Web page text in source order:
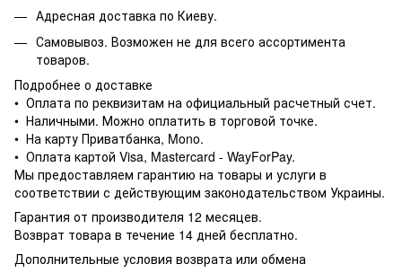
Адресная доставка по Киеву.
Самовывоз. Возможен не для всего ассортимента
товаров.
Подробнее о доставке
• Оплата по реквизитам на официальный расчетный счет.
• Наличными. Можно оплатить в торговой точке.
• На карту Приватбанка, Mono.
• Оплата картой Visa, Mastercard - WayForPay.
Мы предоставляем гарантию на товары и услуги в
соответствии с действующим законодательством Украины.
Гарантия от производителя 12 месяцев.
Возврат товара в течение 14 дней бесплатно.
Дополнительные условия возврата или обмена